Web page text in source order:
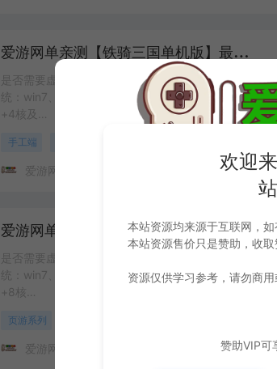
爱
游网单亲测【铁骑三国单机版】最新整理页游单机一键端Win系单机服务端PC客户端 GM后台 通用视频教学+手工端文本教学
是否需要虚拟机：否 文件大小：压缩包约3G 支持系
统：win7、win10、win11 硬件需求：运行内存8G
+4核及…
手工端
爱游网单 280
爱
游网单亲测【白蛇传页游单机版】最新整理怀旧页游微端免flash 带GM充值工具无限元宝 解压一键端 视频安装教学
是否需要虚拟机：否 文件大小：压缩包约2G 支持系
统：win7、win10、win11 硬件需求：运行内存16G
+8核…
页游系列
爱游网单 280
欢迎
本站资源均来源于互联网，
本站资源售价只是赞助，收
资源仅供学习参考，请勿商
赞助VIP可